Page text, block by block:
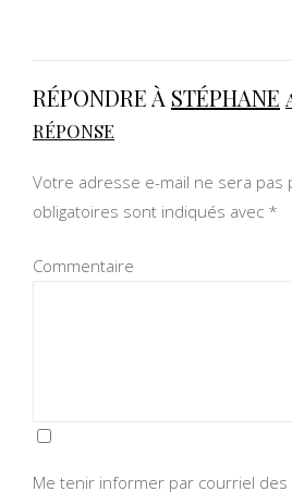
RÉPONDRE À STÉPHANE
RÉPONSE
Votre adresse e-mail ne sera pas
obligatoires sont indiqués avec *
Commentaire
Me tenir informer par courriel des